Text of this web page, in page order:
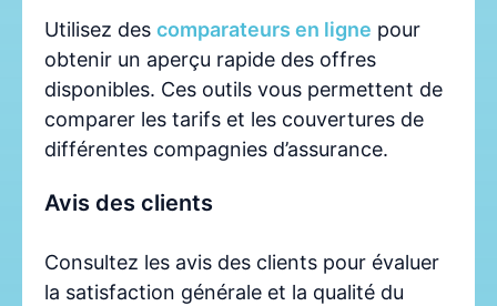
Utilisez des comparateurs en ligne pour
obtenir un aperçu rapide des offres
disponibles. Ces outils vous permettent de
comparer les tarifs et les couvertures de
différentes compagnies d’assurance.
Avis des clients
Consultez les avis des clients pour évaluer
la satisfaction générale et la qualité du